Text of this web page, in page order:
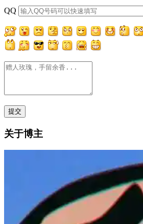
QQ
关于博主